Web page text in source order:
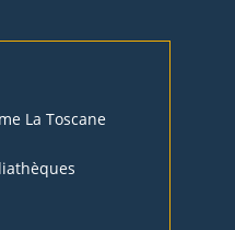
La Toscane